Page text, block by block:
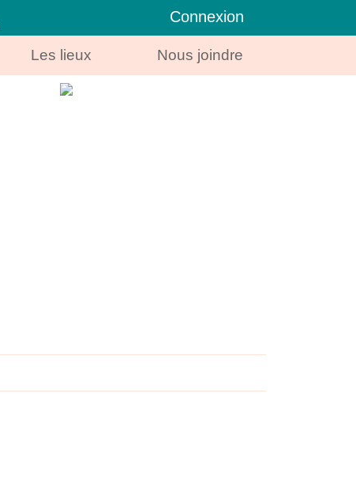
Connexion
Les lieux Nous joindre